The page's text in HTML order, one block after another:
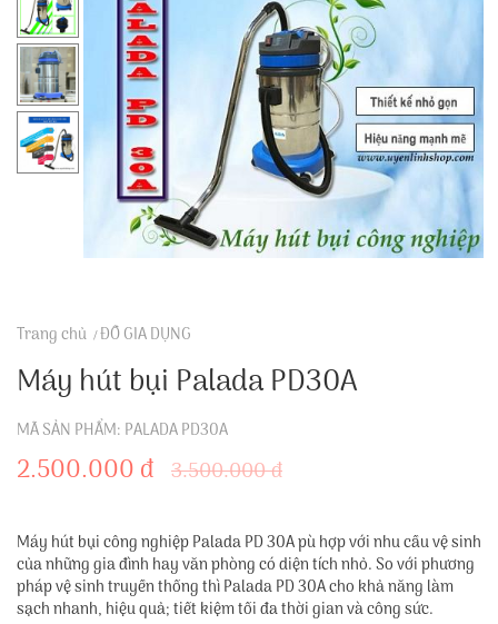
Trang chủ ĐỒ GIA DỤNG
Máy hút bụi Palada PD30A
MÃ SẢN PHẨM: PALADA PD30A
2.500.000 đ 3.500.000 đ
Máy hút bụi công nghiệp Palada PD 30A pù hợp với nhu cầu vệ sinh
của những gia đình hay văn phòng có diện tích nhỏ. So với phương
pháp vệ sinh truyền thống thì Palada PD 30A cho khả năng làm
sạch nhanh, hiệu quả; tiết kiệm tối đa thời gian và công sức.